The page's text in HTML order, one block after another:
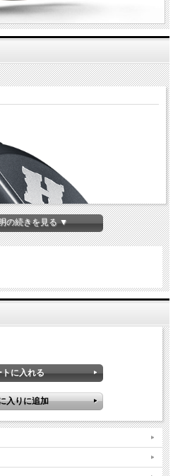
ラッチカバー
績に裏づけられるようにその実力が証明さ
ードコーティング加工を施し、耐久性を実
の続きを見る ▼